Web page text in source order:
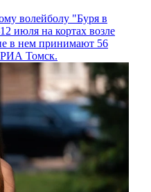
волейболу "Буря в
июля на кортах возле
в нем принимают 56
РИА Томск.